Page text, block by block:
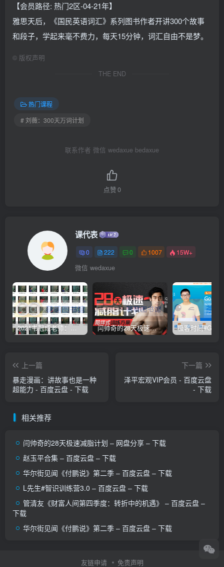
【会员路径: 热门2区-04-21年】
雅思天后，《国民英语词汇》系列图书作者开讲300个故事
和段子，学起来毫不费力，每天15分钟，词汇自由不是梦。
© 版权声明
THE END
热门课程
# 刘薇：300天万词计划
联系作者 微信 wedaxue bedaxue
点赞0
课代表
0 222 0 1007 15W+
微信 wedaxue
2021韦冠成老师：韦氏天星风水《秘传二十四山吉凶占断要法》 – 百度云盘 – 下载 闫帅奇的28天极速减脂计划 – 网盘分享 – 下载
上一篇
暴走漫画：讲故事也是一种
超能力 - 百度云盘 - 下载
下一篇
泽‬平宏观VIP会员 - 百度云盘
- 下载
相关推荐
闫帅奇的28天极速减脂计划 – 网盘分享 – 下载
赵玉平合集 – 百度云盘 – 下载
华尔街见闻《付鹏说》第二季 – 百度云盘 – 下载
L先生#智识训练营3.0 – 百度云盘 – 下载
管清友《财富人间第四季度：转折中的机遇》 – 百度云盘 –
下载
华尔街见闻《付鹏说》第二季 – 百度云盘 – 下载
友链申请 免责声明